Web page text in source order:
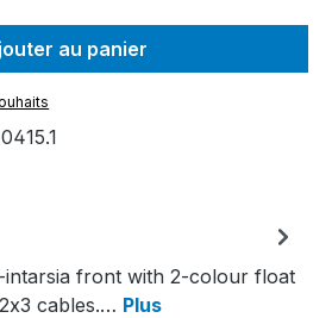
au panier
intarsia front with 2-colour float
cables.… Plus